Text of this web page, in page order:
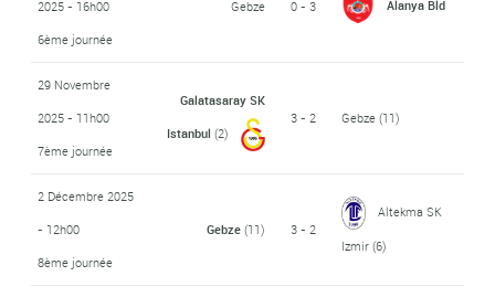
2025 - 16h00
6ème journée
Gebze 0 - 3 Alanya Bld
29 Novembre
2025 - 11h00
7ème journée
Galatasaray SK
Istanbul (2)
3 - 2 Gebze(11)
2 Décembre 2025
- 12h00
8ème journée
Gebze(11) 3 - 2
Altekma SK
Izmir(6)